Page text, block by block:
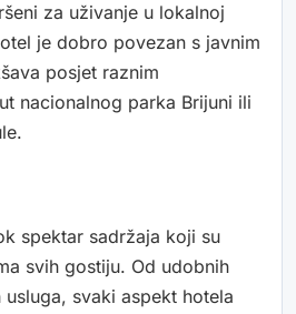
za uživanje u lokalnoj
je dobro povezan s javnim
posjet raznim
nacionalnog parka Brijuni ili
spektar sadržaja koji su
svih gostiju. Od udobnih
svaki aspekt hotela